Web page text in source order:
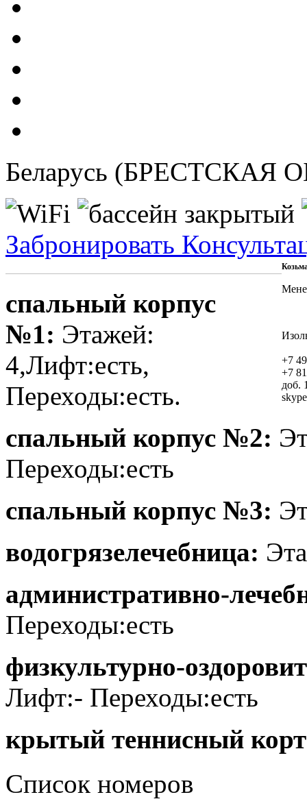
Беларусь (БРЕСТСКАЯ
Забронировать
+7
+7
доб.
спальный корпус
№1: Этажей:
4,Лифт:есть,
Переходы:есть.
спальный корпус №2:
Переходы:есть
спальный корпус №3:
водогрязелечебница:
административно-
Переходы:есть
физкультурно-
Лифт:- Переходы:есть
крытый теннисный корт
Список номеров